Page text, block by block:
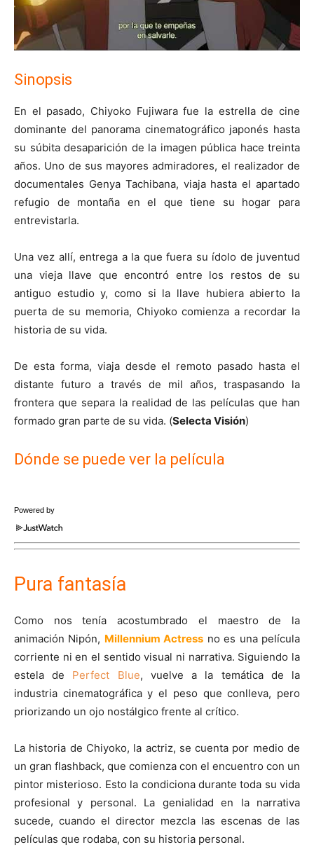
Sinopsis
En el pasado, Chiyoko Fujiwara fue la estrella de cine
dominante del panorama cinematográfico japonés hasta
su súbita desaparición de la imagen pública hace treinta
años. Uno de sus mayores admiradores, el realizador de
documentales Genya Tachibana, viaja hasta el apartado
refugio de montaña en el que tiene su hogar para
entrevistarla.
Una vez allí, entrega a la que fuera su ídolo de juventud
una vieja llave que encontró entre los restos de su
antiguo estudio y, como si la llave hubiera abierto la
puerta de su memoria, Chiyoko comienza a recordar la
historia de su vida.
De esta forma, viaja desde el remoto pasado hasta el
distante futuro a través de mil años, traspasando la
frontera que separa la realidad de las películas que han
formado gran parte de su vida. (Selecta Visión)
Dónde se puede ver la película
Powered by
Pura fantasía
Como nos tenía acostumbrado el maestro de la
animación Nipón, Millennium Actress no es una película
corriente ni en el sentido visual ni narrativa. Siguiendo la
estela de Perfect Blue, vuelve a la temática de la
industria cinematográfica y el peso que conlleva, pero
priorizando un ojo nostálgico frente al crítico.
La historia de Chiyoko, la actriz, se cuenta por medio de
un gran flashback, que comienza con el encuentro con un
pintor misterioso. Esto la condiciona durante toda su vida
profesional y personal. La genialidad en la narrativa
sucede, cuando el director mezcla las escenas de las
películas que rodaba, con su historia personal.